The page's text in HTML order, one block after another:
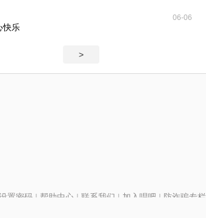
06-06
快乐
>
置密码| 帮助中心 | 联系我们 | 加入唱吧 | 防诈骗专栏